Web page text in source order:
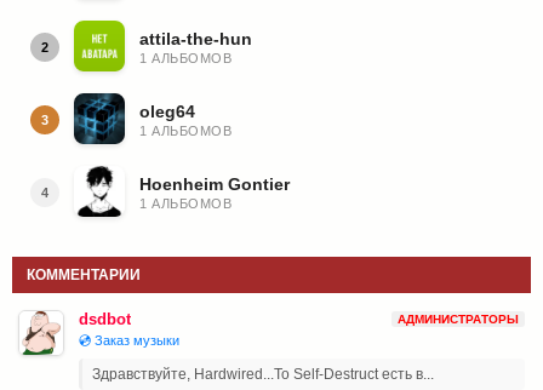
2 attila-the-hun
1 АЛЬБОМОВ
3 oleg64
1 АЛЬБОМОВ
4 Hoenheim Gontier
1 АЛЬБОМОВ
КОММЕНТАРИИ
dsdbot АДМИНИСТРАТОРЫ
💿 Заказ музыки
Здравствуйте, Hardwired...To Self-Destruct есть в...